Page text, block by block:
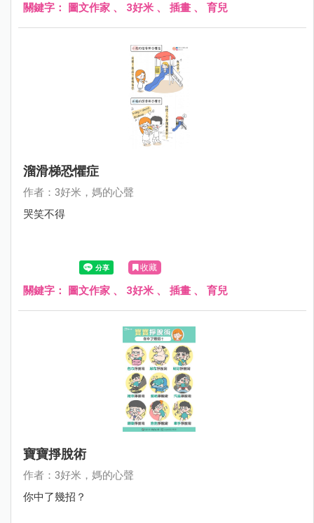
關鍵字： 圖文作家 、 3好米 、 插畫 、 育兒
溜滑梯恐懼症
作者：3好米，媽的心聲
哭笑不得
收藏
關鍵字： 圖文作家 、 3好米 、 插畫 、 育兒
寶寶掙脫術
作者：3好米，媽的心聲
你中了幾招？